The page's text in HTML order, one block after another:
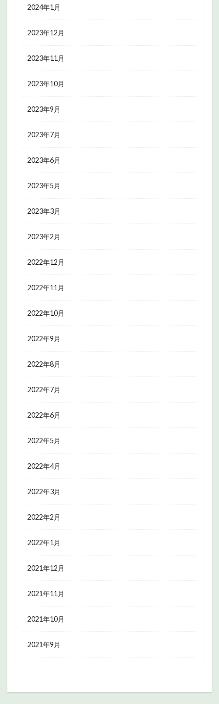
2024年1月
2023年12月
2023年11月
2023年10月
2023年9月
2023年7月
2023年6月
2023年5月
2023年3月
2023年2月
2022年12月
2022年11月
2022年10月
2022年9月
2022年8月
2022年7月
2022年6月
2022年5月
2022年4月
2022年3月
2022年2月
2022年1月
2021年12月
2021年11月
2021年10月
2021年9月